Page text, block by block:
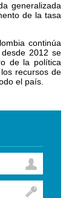
generalizada
de la tasa
continúa
2012 se
de la política
recursos de
el país.